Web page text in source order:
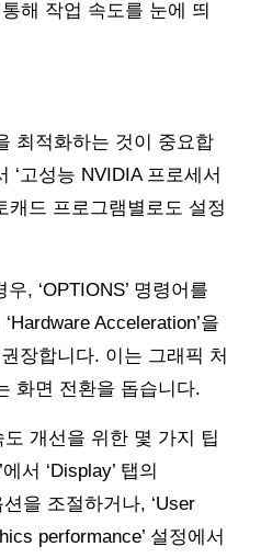
해 작업 속도를 눈에 띄
최적화하는 것이 중요합
‘고성능 NVIDIA 프로세서
캐드 프로그램별로도 설정
, ‘OPTIONS’ 명령어를
Acceleration’을
장합니다. 이는 그래픽 처
화면 전환을 돕습니다.
개선을 위한 몇 가지 팁
서 ‘Display’ 탭의
션을 조절하거나, ‘User
performance’ 설정에서